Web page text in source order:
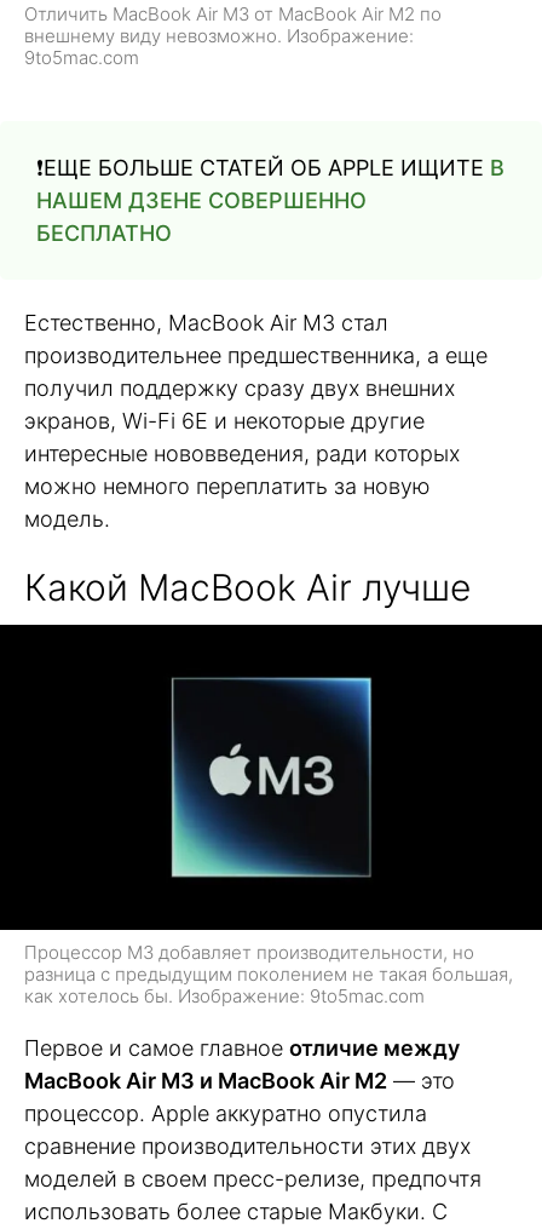
Отличить MacBook Air M3 от MacBook Air M2 по
внешнему виду невозможно. Изображение:
9to5mac.com
❗️ЕЩЕ БОЛЬШЕ СТАТЕЙ ОБ APPLE ИЩИТЕ В
НАШЕМ ДЗЕНЕ СОВЕРШЕННО
БЕСПЛАТНО
Естественно, MacBook Air M3 стал
производительнее предшественника, а еще
получил поддержку сразу двух внешних
экранов, Wi-Fi 6E и некоторые другие
интересные нововведения, ради которых
можно немного переплатить за новую
модель.
Какой MacBook Air лучше
Процессор M3 добавляет производительности, но
разница с предыдущим поколением не такая большая,
как хотелось бы. Изображение: 9to5mac.com
Первое и самое главное отличие между
MacBook Air M3 и MacBook Air M2 — это
процессор. Apple аккуратно опустила
сравнение производительности этих двух
моделей в своем пресс-релизе, предпочтя
использовать более старые Макбуки. С